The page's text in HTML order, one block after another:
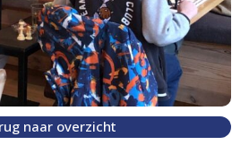
naar overzicht